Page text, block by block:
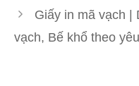
Giấy in mã vạch |
vạch, Bế khổ theo